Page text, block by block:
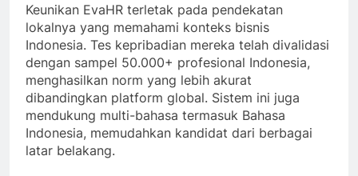
Keunikan EvaHR terletak pada pendekatan
lokalnya yang memahami konteks bisnis
Indonesia. Tes kepribadian mereka telah divalidasi
dengan sampel 50.000+ profesional Indonesia,
menghasilkan norm yang lebih akurat
dibandingkan platform global. Sistem ini juga
mendukung multi-bahasa termasuk Bahasa
Indonesia, memudahkan kandidat dari berbagai
latar belakang.